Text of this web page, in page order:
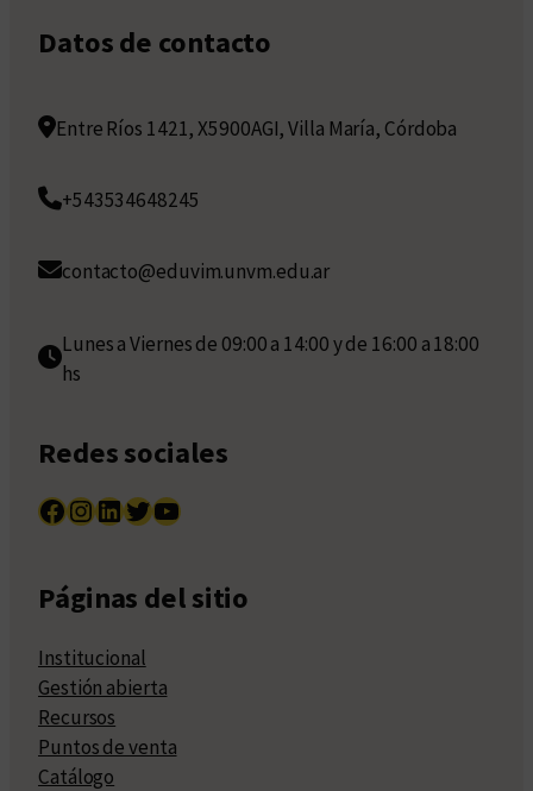
Datos de contacto
Entre Ríos 1421, X5900AGI, Villa María, Córdoba
+543534648245
contacto@eduvim.unvm.edu.ar
Lunes a Viernes de 09:00 a 14:00 y de 16:00 a 18:00
hs
Redes sociales
Facebook InstagramLinkedIn Twitter YouTube
Páginas del sitio
Institucional
Gestión abierta
Recursos
Puntos de venta
Catálogo